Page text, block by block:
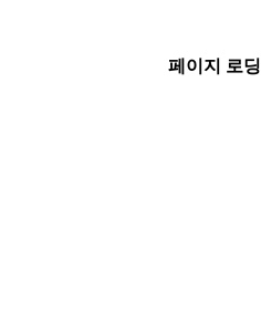
페이지 로